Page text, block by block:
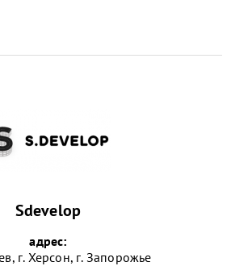
Sdevelop
адрес:
г. Херсон, г. Запорожье